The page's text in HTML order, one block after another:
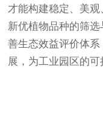
才能构建稳定、美
新优植物品种的筛
善生态效益评价体
展，为工业园区的可